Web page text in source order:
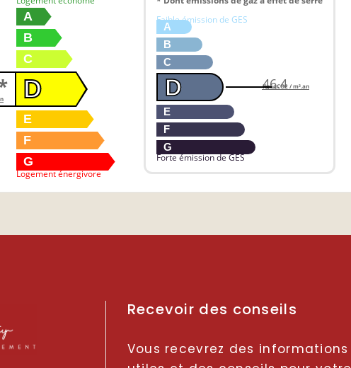
A
B
C
D
E
F
G
Logement énergivore
Faible émission de GES
A
B
C
D
E
F
G
Forte émission de GES
46.4
KgéqCO2 / m².an
Recevoir des conseils
Vous recevrez des informations